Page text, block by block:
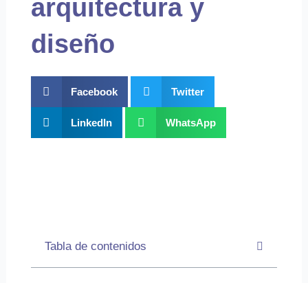
arquitectura y
diseño
Facebook Twitter
LinkedIn WhatsApp
Tabla de contenidos